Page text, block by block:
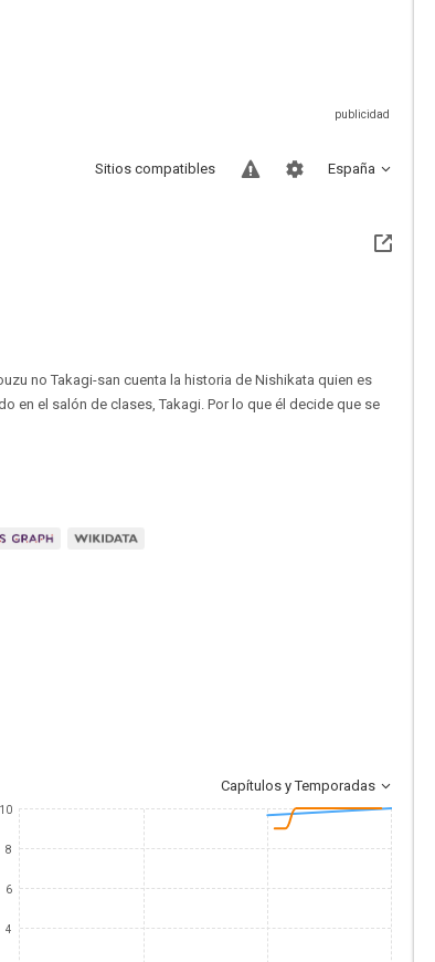
España
Sitios compatibles
no Takagi-san cuenta la historia de Nishikata quien es
en el salón de clases, Takagi. Por lo que él decide que se
Capítulos y Temporadas
10
8
6
4